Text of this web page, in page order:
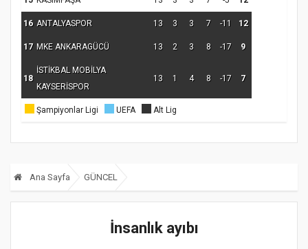
16 ANTALYASPOR 13 3 3 7 -11 12
17 MKE ANKARAGÜCÜ 13 2 3 8 -17 9
18
İSTİKBAL MOBİLYA
KAYSERİSPOR
13 1 4 8 -17 7
Şampiyonlar Ligi UEFA Alt Lig
Ana Sayfa GÜNCEL
İnsanlık ayıbı